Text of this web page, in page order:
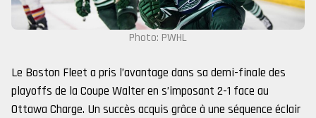
Photo: PWHL
Le Boston Fleet a pris l’avantage dans sa demi-finale des
playoffs de la Coupe Walter en s’imposant 2-1 face au
Ottawa Charge. Un succès acquis grâce à une séquence éclair